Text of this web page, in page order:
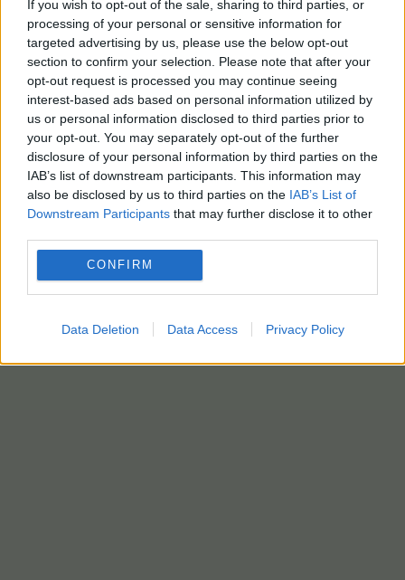
If you wish to opt-out of the sale, sharing to third parties, or
processing of your personal or sensitive information for
targeted advertising by us, please use the below opt-out
section to confirm your selection. Please note that after your
opt-out request is processed you may continue seeing
interest-based ads based on personal information utilized by
us or personal information disclosed to third parties prior to
your opt-out. You may separately opt-out of the further
disclosure of your personal information by third parties on the
IAB’s list of downstream participants. This information may
also be disclosed by us to third parties on the IAB’s List of
Downstream Participants that may further disclose it to other
CONFIRM
Data Deletion Data Access Privacy Policy